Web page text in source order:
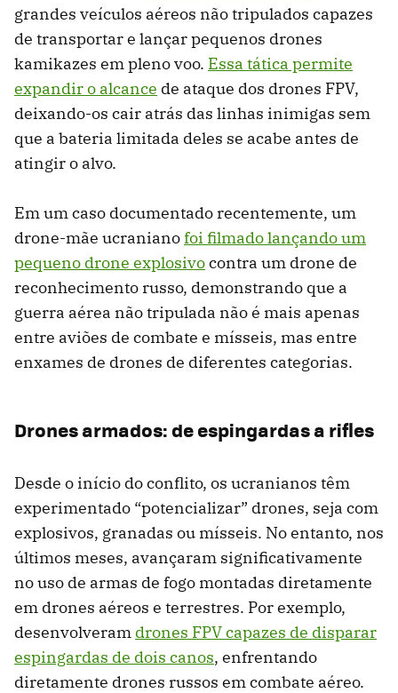
grandes veículos aéreos não tripulados capazes
de transportar e lançar pequenos drones
kamikazes em pleno voo. Essa tática permite
expandir o alcance de ataque dos drones FPV,
deixando-os cair atrás das linhas inimigas sem
que a bateria limitada deles se acabe antes de
atingir o alvo.
Em um caso documentado recentemente, um
drone-mãe ucranianofoi filmado lançando um
pequeno drone explosivocontra um drone de
reconhecimento russo, demonstrando que a
guerra aérea não tripulada não é mais apenas
entre aviões de combate e mísseis, mas entre
enxames de drones de diferentes categorias.
Drones armados: de espingardas a rifles
Desde o início do conflito, os ucranianos têm
experimentado “potencializar” drones, seja com
explosivos, granadas ou mísseis. No entanto, nos
últimos meses, avançaram significativamente
no uso de armas de fogo montadas diretamente
em drones aéreos e terrestres. Por exemplo,
desenvolveram drones FPV capazes de disparar
espingardas de dois canos, enfrentando
diretamente drones russos em combate aéreo.